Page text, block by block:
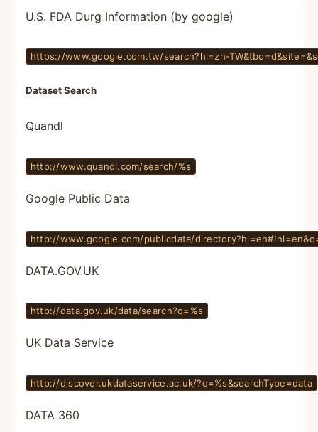
U.S. FDA Durg Information (by google)
https://www.google.com.tw/search?hl=zh-
Dataset Search
Quandl
http://www.quandl.com/search/%s
Google Public Data
http://www.google.com/publicdata/
DATA.GOV.UK
http://data.gov.uk/data/search?q=%s
UK Data Service
http://discover.ukdataservice.ac.uk/?q=%s&searchType=data
DATA 360